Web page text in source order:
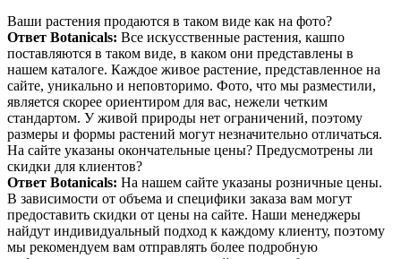
Ваши растения продаются в таком виде как на фото?
Ответ Botanicals: Все искусственные растения, кашпо
поставляются в таком виде, в каком они представлены в
нашем каталоге. Каждое живое растение, представленное на
сайте, уникально и неповторимо. Фото, что мы разместили,
является скорее ориентиром для вас, нежели четким
стандартом. У живой природы нет ограничений, поэтому
размеры и формы растений могут незначительно отличаться.
На сайте указаны окончательные цены? Предусмотрены ли
скидки для клиентов?
Ответ Botanicals: На нашем сайте указаны розничные цены.
В зависимости от объема и специфики заказа вам могут
предоставить скидки от цены на сайте. Наши менеджеры
найдут индивидуальный подход к каждому клиенту, поэтому
мы рекомендуем вам отправлять более подробную